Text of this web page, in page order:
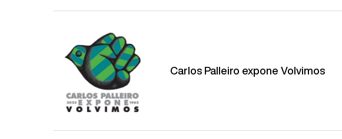
Carlos Palleiro expone Volvimos